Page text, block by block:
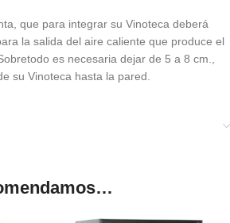
que para integrar su Vinoteca deberá
la salida del aire caliente que produce el
es necesaria dejar de 5 a 8 cm.,
su Vinoteca hasta la pared.